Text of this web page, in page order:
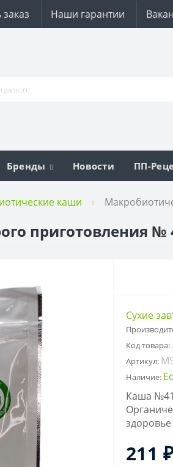
Наши гарантии
Бренды Новости ПП-
каши
приготовления №
Сухие
Код товара:
Артикул:
Наличие:
Каша №41
211 ₽